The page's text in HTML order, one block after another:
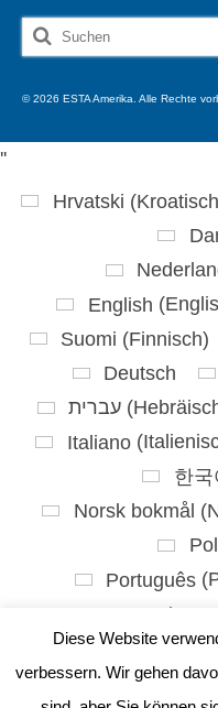
Suche
nach:
© 2026 ESTA Amerika. Alle Rechte
Diese Website
verbessern. Wir gehen
''
Hrvatski (Kroatisch
English (
Suomi (Finnisch)
Deutsch
עברית (
Italiano(
한국
Norsk bokmål (
Português (